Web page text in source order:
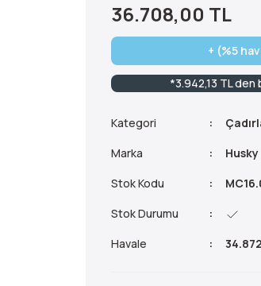
36.708,00 TL
+ (%5
*3.942,13 TL
Kategori
Marka
Husky
Stok Kodu
Stok Durumu
Havale